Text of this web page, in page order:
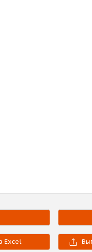
Excel